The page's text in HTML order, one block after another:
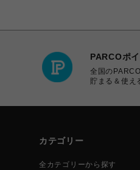
PARCOポ
全国の
貯まる＆使え
カテゴリー
全カテゴリーから探す